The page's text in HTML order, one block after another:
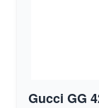
Gucci GG